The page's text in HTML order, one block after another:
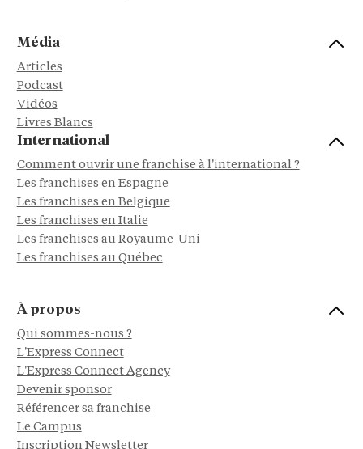
Média
Articles
Podcast
Vidéos
Livres Blancs
International
Comment ouvrir une franchise à l'international ?
Les franchises en Espagne
Les franchises en Belgique
Les franchises en Italie
Les franchises au Royaume-Uni
Les franchises au Québec
À propos
Qui sommes-nous ?
L'Express Connect
L'Express Connect Agency
Devenir sponsor
Référencer sa franchise
Le Campus
Inscription Newsletter